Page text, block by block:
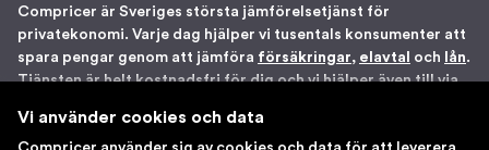
Compricer är Sveriges största jämförelsetjänst för
privatekonomi. Varje dag hjälper vi tusentals konsumenter att
spara pengar genom att jämföra försäkringar, elavtal och lån.
Tjänsten är helt kostnadsfri för dig och vi hjälper även till via
försäkringsdistributör hos Bolagsverket samt står under
Vi använder cookies och data